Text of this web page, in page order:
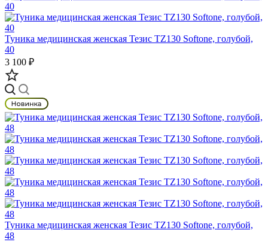
Туника медицинская женская Тезис TZ130 Softone, голубой,
40
3 100 ₽
Туника медицинская женская Тезис TZ130 Softone, голубой,
48